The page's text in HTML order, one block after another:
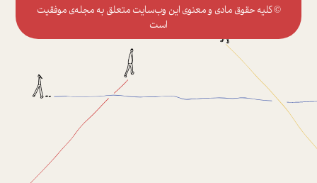
© کلیه حقوق مادی و معنوی این وب‌سایت متعلق به مجله‌ی موفقیت
است